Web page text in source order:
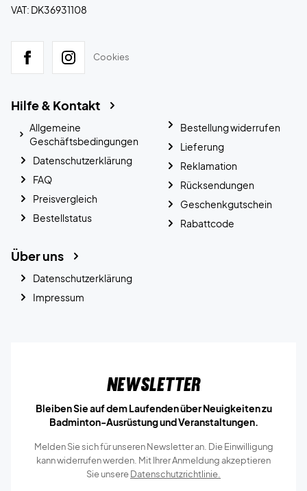
VAT: DK36931108
Cookies
Hilfe & Kontakt
Allgemeine
Geschäftsbedingungen
Datenschutzerklärung
FAQ
Preisvergleich
Bestellstatus
Bestellung widerrufen
Lieferung
Reklamation
Rücksendungen
Geschenkgutschein
Rabattcode
Über uns
Datenschutzerklärung
Impressum
Newsletter
Bleiben Sie auf dem Laufenden über Neuigkeiten zu
Badminton-Ausrüstung und Veranstaltungen.
Melden Sie sich für unseren Newsletter an. Die Einwilligung
kann widerrufen werden. Mit Ihrer Anmeldung akzeptieren
Sie unsereDatenschutzrichtlinie.